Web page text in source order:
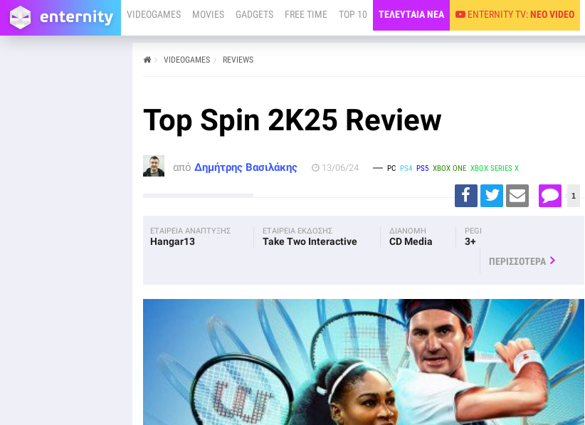
VIDEOGAMES MOVIES GADGETS FREE TIME TOP 10 ΤΕΛΕΥΤΑΙΑ ΝΕΑ ENTERNITY TV:ΝΕΟ VIDEO
VIDEOGAMES REVIEWS
Top Spin 2K25 Review
από Δημήτρης Βασιλάκης 13/06/24 PC PS4 PS5 XBOX ONE XBOX SERIES X
1
ΕΤΑΙΡΕΙΑ ΑΝΑΠΤΥΞΗΣ
Hangar13
ΕΤΑΙΡΕΙΑ ΕΚΔΟΣΗΣ
Take Two Interactive
ΔΙΑΝΟΜΗ
CD Media
PEGI
3+
ΠΕΡΙΣΣΟΤΕΡΑ
Δημήτρης Βασιλάκης
Λόγω εξαιρετικού παρελθόντος είχαμε πολύ
μεγαλύτερες προσδοκίες και τα προβλήματα που
εμφανίστηκαν στο Top Spin 2K25 δεν τα λες και λίγα.